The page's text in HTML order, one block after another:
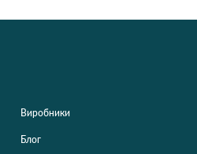
Виробники
Блог